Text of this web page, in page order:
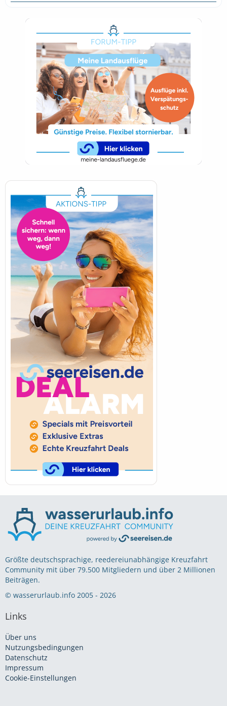
Größte deutschsprachige, reedereiunabhängige Kreuzfahrt
Community mit über 79.500 Mitgliedern und über 2 Millionen
Beiträgen.
© wasserurlaub.info 2005 - 2026
Links
Über uns
Nutzungsbedingungen
Datenschutz
Impressum
Cookie-Einstellungen